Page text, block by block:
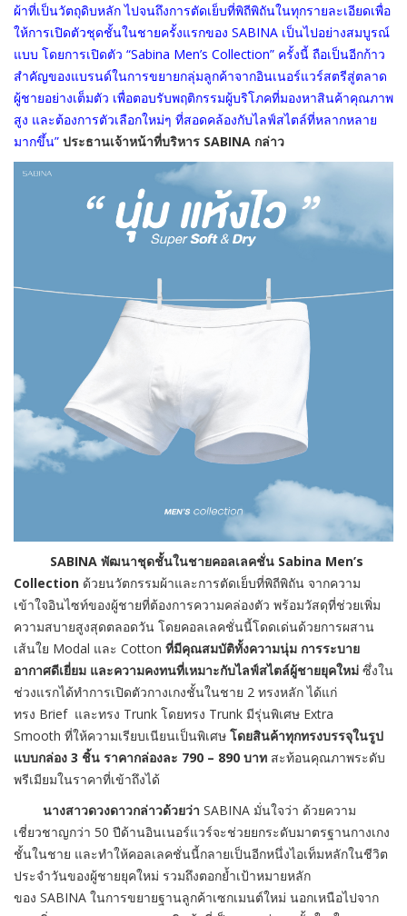
ผ้าที่เป็นวัตถุดิบหลัก ไปจนถึงการตัดเย็บที่พิถีพิถันในทุกรายละเอียดเพื่อ
ให้การเปิดตัวชุดชั้นในชายครั้งแรกของ SABINA เป็นไปอย่างสมบูรณ์
แบบ โดยการเปิดตัว “Sabina Men’s Collection” ครั้งนี้ ถือเป็นอีกก้าว
สำคัญของแบรนด์ในการขยายกลุ่มลูกค้าจากอินเนอร์แวร์สตรีสู่ตลาด
ผู้ชายอย่างเต็มตัว เพื่อตอบรับพฤติกรรมผู้บริโภคที่มองหาสินค้าคุณภาพ
สูง และต้องการตัวเลือกใหม่ๆ ที่สอดคล้องกับไลฟ์สไตล์ที่หลากหลาย
มากขึ้น” ประธานเจ้าหน้าที่บริหาร SABINA กล่าว
SABINA พัฒนาชุดชั้นในชายคอลเลคชั่น Sabina Men’s
Collection ด้วยนวัตกรรมผ้าและการตัดเย็บที่พิถีพิถัน จากความ
เข้าใจอินไซท์ของผู้ชายที่ต้องการความคล่องตัว พร้อมวัสดุที่ช่วยเพิ่ม
ความสบายสูงสุดตลอดวัน โดยคอลเลคชั่นนี้โดดเด่นด้วยการผสาน
เส้นใย Modal และ Cotton ที่มีคุณสมบัติทั้งความนุ่ม การระบาย
อากาศดีเยี่ยม และความคงทนที่เหมาะกับไลฟ์สไตล์ผู้ชายยุคใหม่ ซึ่งใน
ช่วงแรกได้ทำการเปิดตัวกางเกงชั้นในชาย 2 ทรงหลัก ได้แก่
ทรง Brief และทรง Trunk โดยทรง Trunk มีรุ่นพิเศษ Extra
Smooth ที่ให้ความเรียบเนียนเป็นพิเศษ โดยสินค้าทุกทรงบรรจุในรูป
แบบกล่อง 3 ชิ้น ราคากล่องละ 790 – 890 บาท สะท้อนคุณภาพระดับ
พรีเมียมในราคาที่เข้าถึงได้
นางสาวดวงดาวกล่าวด้วยว่า SABINA มั่นใจว่า ด้วยความ
เชี่ยวชาญกว่า 50 ปีด้านอินเนอร์แวร์จะช่วยยกระดับมาตรฐานกางเกง
ชั้นในชาย และทำให้คอลเลคชั่นนี้กลายเป็นอีกหนึ่งไอเท็มหลักในชีวิต
ประจำวันของผู้ชายยุคใหม่ รวมถึงตอกย้ำเป้าหมายหลัก
ของ SABINA ในการขยายฐานลูกค้าเซกเมนต์ใหม่ นอกเหนือไปจาก